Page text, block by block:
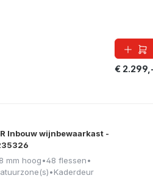
€
Inbouw wijnbewaarkast -
mm hoog•48 flessen•
•Kaderdeur